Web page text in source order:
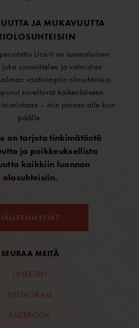
JÄLLEENMYYJÄT
SEURAA MEITÄ
LINKEDIN
INSTAGRAM
FACEBOOK
JA MUKAVUUTTA
Ursuit on suomalainen
suunnittelee ja valmistaa
vaativimpiin olosuhteisiin.
soveltuvat kaikenlaiseen
toimintaan – niin pinnan alle kuin
päälle.
on tarjota tinkimätöntä
ja poikkeuksellista
kaikkiin luonnon
olosuhteisiin.